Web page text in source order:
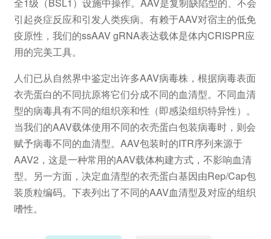
引起炎症反应和引发人类疾病。有赖于AAV对宿主的低免
疫原性，我们的ssAAV gRNA表达载体是体内CRISPR应
用的完美工具。
人们已从自然界中鉴定出许多AAV病毒株，根据病毒表面
衣壳蛋白的不同抗原将它们分成不同的血清型。不同血清
型的病毒具有不同的组织亲和性（即感染组织特异性）。
当我们的AAV载体使用不同的衣壳蛋白包装病毒时，则会
赋予病毒不同的血清型。AAV包装时的ITR序列来源于
AAV2，这是一种常用的AAV载体构建方式，不影响血清
型。另一方面，决定血清型的衣壳蛋白基因由Rep/Cap包
装质粒编码。下表列出了不同的AAV血清型及对应的组织
嗜性。